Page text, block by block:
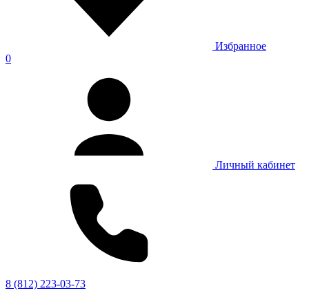
Избранное
0
Личный кабинет
8 (812) 223-03-73